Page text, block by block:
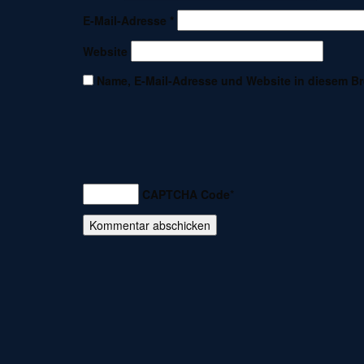
E-Mail-Adresse *
Website
Name, E-Mail-Adresse und Website in diesem
CAPTCHA Code*